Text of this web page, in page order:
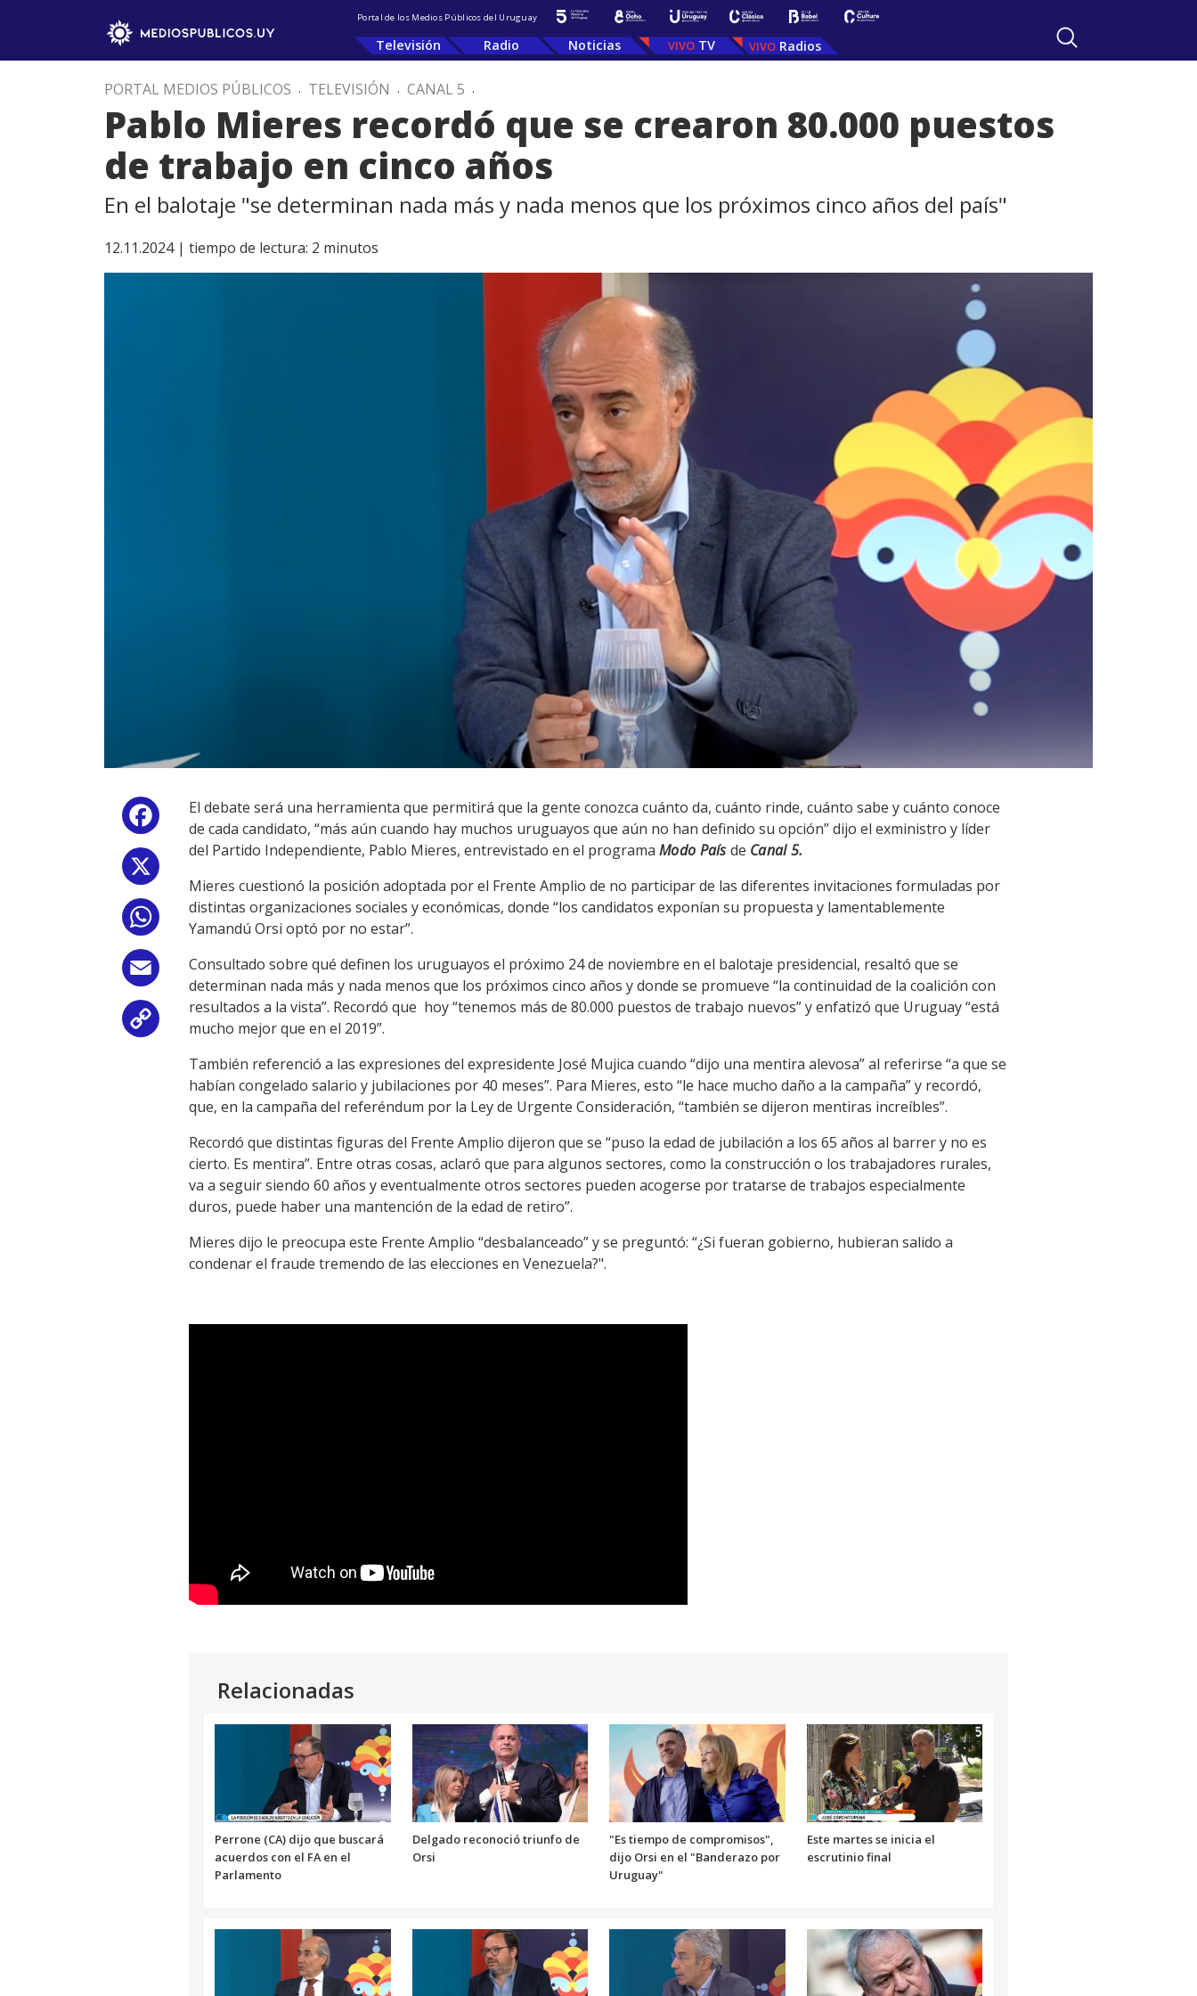
Portal de los Medios Públicos del Uruguay
Televisión Radio Noticias TV Radios
PORTAL MEDIOS PÚBLICOS . TELEVISIÓN . CANAL 5 .
Pablo Mieres recordó que se crearon 80.000 puestos
de trabajo en cinco años
En el balotaje "se determinan nada más y nada menos que los próximos cinco años del país"
12.11.2024 | tiempo de lectura: 2 minutos
Facebook
WhatsApp
Email
Copy
Link
El debate será una herramienta que permitirá que la gente conozca cuánto da, cuánto rinde, cuánto sabe y cuánto conoce
de cada candidato, “más aún cuando hay muchos uruguayos que aún no han definido su opción” dijo el exministro y líder
del Partido Independiente, Pablo Mieres, entrevistado en el programa Modo Paísde Canal 5.
Mieres cuestionó la posición adoptada por el Frente Amplio de no participar de las diferentes invitaciones formuladas por
distintas organizaciones sociales y económicas, donde “los candidatos exponían su propuesta y lamentablemente
Yamandú Orsi optó por no estar”.
Consultado sobre qué definen los uruguayos el próximo 24 de noviembre en el balotaje presidencial, resaltó que se
determinan nada más y nada menos que los próximos cinco años y donde se promueve “la continuidad de la coalición con
resultados a la vista”. Recordó que hoy “tenemos más de 80.000 puestos de trabajo nuevos” y enfatizó que Uruguay “está
mucho mejor que en el 2019”.
También referenció a las expresiones del expresidente José Mujica cuando “dijo una mentira alevosa” al referirse “a que se
habían congelado salario y jubilaciones por 40 meses”. Para Mieres, esto “le hace mucho daño a la campaña” y recordó,
que, en la campaña del referéndum por la Ley de Urgente Consideración, “también se dijeron mentiras increíbles”.
Recordó que distintas figuras del Frente Amplio dijeron que se “puso la edad de jubilación a los 65 años al barrer y no es
cierto. Es mentira”. Entre otras cosas, aclaró que para algunos sectores, como la construcción o los trabajadores rurales,
va a seguir siendo 60 años y eventualmente otros sectores pueden acogerse por tratarse de trabajos especialmente
duros, puede haber una mantención de la edad de retiro”.
Mieres dijo le preocupa este Frente Amplio “desbalanceado” y se preguntó: “¿Si fueran gobierno, hubieran salido a
condenar el fraude tremendo de las elecciones en Venezuela?".
Relacionadas
Perrone (CA) dijo que buscará
acuerdos con el FA en el
Parlamento
Delgado reconoció triunfo de
Orsi
"Es tiempo de compromisos",
dijo Orsi en el "Banderazo por
Uruguay"
Este martes se inicia el
escrutinio final